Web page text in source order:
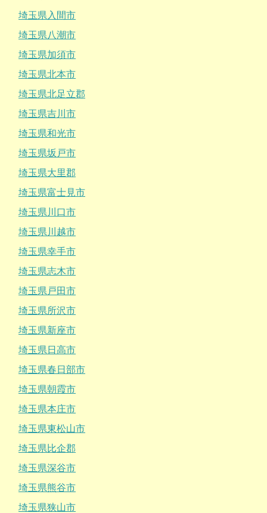
埼玉県入間市
埼玉県八潮市
埼玉県加須市
埼玉県北本市
埼玉県北足立郡
埼玉県吉川市
埼玉県和光市
埼玉県坂戸市
埼玉県大里郡
埼玉県富士見市
埼玉県川口市
埼玉県川越市
埼玉県幸手市
埼玉県志木市
埼玉県戸田市
埼玉県所沢市
埼玉県新座市
埼玉県日高市
埼玉県春日部市
埼玉県朝霞市
埼玉県本庄市
埼玉県東松山市
埼玉県比企郡
埼玉県深谷市
埼玉県熊谷市
埼玉県狭山市